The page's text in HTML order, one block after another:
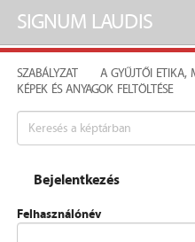
SIGNUM LAUDIS
SZABÁLYZAT
A GYŰJTŐI ETIKA,
KÉPEK ÉS ANYAGOK FELTÖLTÉSE
Bejelentkezés
Felhasználónév